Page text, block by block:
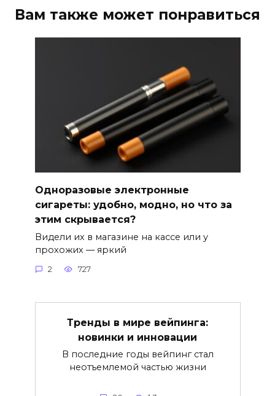
Вам также может понравиться
Одноразовые электронные
сигареты: удобно, модно, но что за
этим скрывается?
Видели их в магазине на кассе или у
прохожих — яркий
2 727
Тренды в мире вейпинга:
новинки и инновации
В последние годы вейпинг стал
неотъемлемой частью жизни